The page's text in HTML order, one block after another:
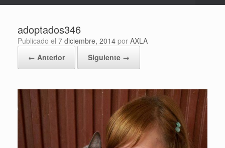
adoptados346
Publicado el 7 diciembre, 2014 por AXLA
← Anterior
Siguiente →